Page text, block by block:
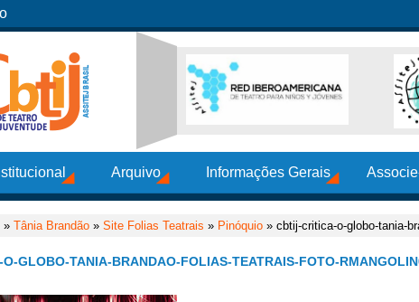
Arquivo Informações Gerais
» Tânia Brandão » Site Folias Teatrais » Pinóquio » cbtij-critica-o-globo-tania-
GLOBO-TANIA-BRANDAO-FOLIAS-TEATRAIS-FOTO-